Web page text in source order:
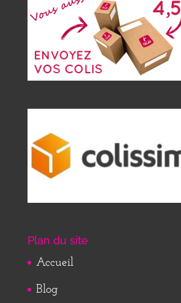
Plan du site
Accueil
Blog